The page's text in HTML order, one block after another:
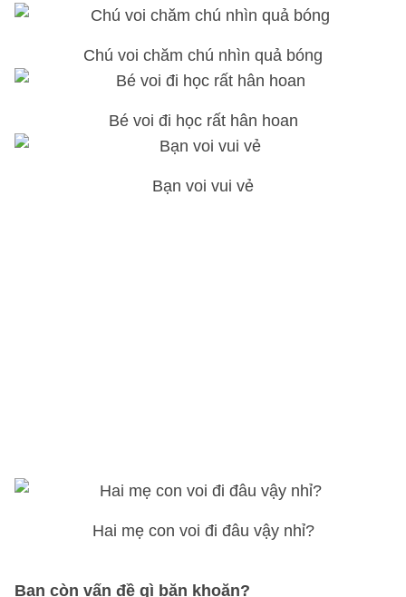
Chú voi chăm chú nhìn quả bóng
Bé voi đi học rất hân hoan
Bạn voi vui vẻ
Hai mẹ con voi đi đâu vậy nhỉ?
Bạn còn vấn đề gì băn khoăn?